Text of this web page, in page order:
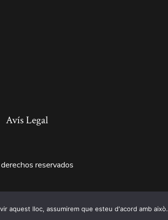
Avís Legal
reservados
aquest lloc, assumirem que esteu d'acord amb això.